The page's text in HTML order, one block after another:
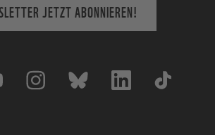
JETZT ABONNIEREN!